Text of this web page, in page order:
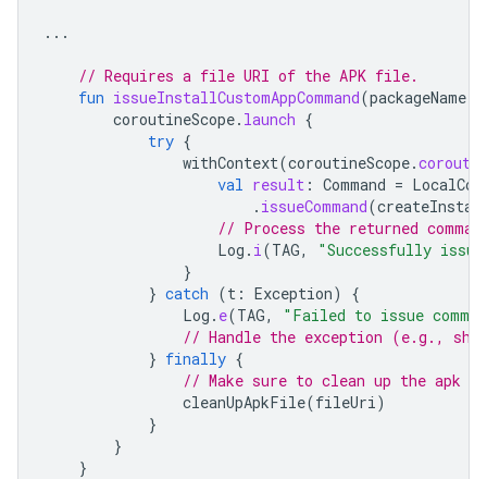
...
// Requires a file URI of the APK file.
fun issueInstallCustomAppCommand(packageName
coroutineScope. launch {
try {
withContext(coroutineScope.
val result : Command =
. issueCommand(
// Process the returned
Log . i(TAG,
"Successfully
}
} catch (t : Exception)
{
Log . e(TAG,
"Failed to issue
// Handle the exception (e.g.,
} finally {
// Make sure to clean up the apk
cleanUpApkFile(fileUri)
}
}
}